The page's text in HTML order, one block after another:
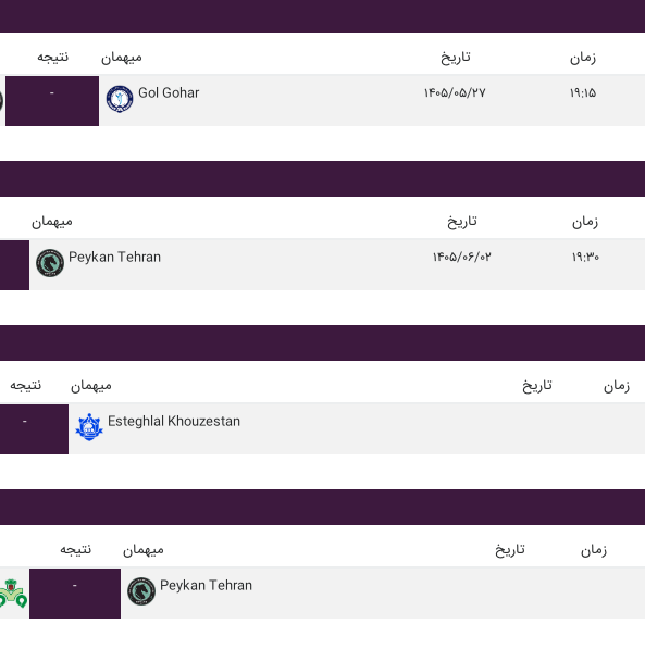
نتیجه میهمان تاریخ زمان
- Gol Gohar ۱۴۰۵/۰۵/۲۷ ۱۹:۱۵
میهمان تاریخ زمان
Peykan Tehran ۱۴۰۵/۰۶/۰۲ ۱۹:۳۰
نتیجه میهمان تاریخ زمان
- Esteghlal Khouzestan
نتیجه میهمان تاریخ زمان
- Peykan Tehran